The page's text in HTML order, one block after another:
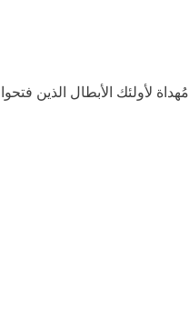
مُهداة لأولئك الأبطال الذين